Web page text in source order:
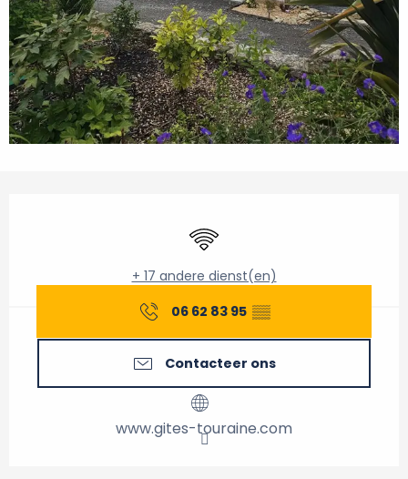
Wifi
+ 17 andere dienst(en)
06 62 83 95 ▒▒
Contacteer ons
www.gites-touraine.com